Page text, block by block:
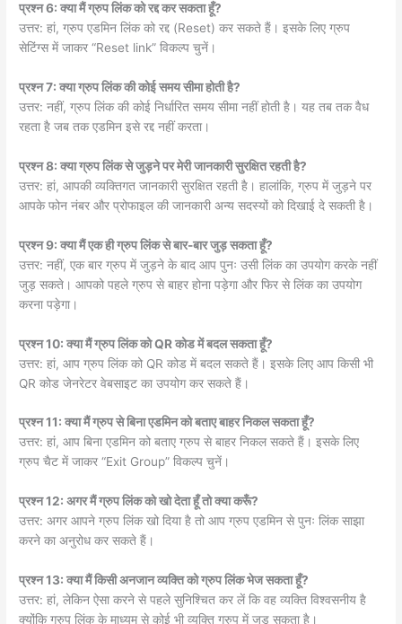
प्रश्न 6: क्या मैं ग्रुप लिंक को रद्द कर सकता हूँ?
उत्तर: हां, ग्रुप एडमिन लिंक को रद्द (Reset) कर सकते हैं। इसके लिए ग्रुप
सेटिंग्स में जाकर “Reset link” विकल्प चुनें।
प्रश्न 7: क्या ग्रुप लिंक की कोई समय सीमा होती है?
उत्तर: नहीं, ग्रुप लिंक की कोई निर्धारित समय सीमा नहीं होती है। यह तब तक वैध
रहता है जब तक एडमिन इसे रद्द नहीं करता।
प्रश्न 8: क्या ग्रुप लिंक से जुड़ने पर मेरी जानकारी सुरक्षित रहती है?
उत्तर: हां, आपकी व्यक्तिगत जानकारी सुरक्षित रहती है। हालांकि, ग्रुप में जुड़ने पर
आपके फोन नंबर और प्रोफाइल की जानकारी अन्य सदस्यों को दिखाई दे सकती है।
प्रश्न 9: क्या मैं एक ही ग्रुप लिंक से बार-बार जुड़ सकता हूँ?
उत्तर: नहीं, एक बार ग्रुप में जुड़ने के बाद आप पुनः उसी लिंक का उपयोग करके नहीं
जुड़ सकते। आपको पहले ग्रुप से बाहर होना पड़ेगा और फिर से लिंक का उपयोग
करना पड़ेगा।
प्रश्न 10: क्या मैं ग्रुप लिंक को QR कोड में बदल सकता हूँ?
उत्तर: हां, आप ग्रुप लिंक को QR कोड में बदल सकते हैं। इसके लिए आप किसी भी
QR कोड जेनरेटर वेबसाइट का उपयोग कर सकते हैं।
प्रश्न 11: क्या मैं ग्रुप से बिना एडमिन को बताए बाहर निकल सकता हूँ?
उत्तर: हां, आप बिना एडमिन को बताए ग्रुप से बाहर निकल सकते हैं। इसके लिए
ग्रुप चैट में जाकर “Exit Group” विकल्प चुनें।
प्रश्न 12: अगर मैं ग्रुप लिंक को खो देता हूँ तो क्या करूँ?
उत्तर: अगर आपने ग्रुप लिंक खो दिया है तो आप ग्रुप एडमिन से पुनः लिंक साझा
करने का अनुरोध कर सकते हैं।
प्रश्न 13: क्या मैं किसी अनजान व्यक्ति को ग्रुप लिंक भेज सकता हूँ?
उत्तर: हां, लेकिन ऐसा करने से पहले सुनिश्चित कर लें कि वह व्यक्ति विश्वसनीय है
क्योंकि ग्रुप लिंक के माध्यम से कोई भी व्यक्ति ग्रुप में जुड़ सकता है।